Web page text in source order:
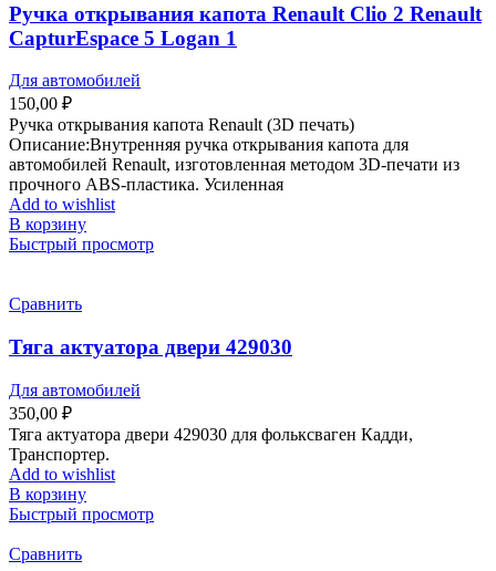
Ручка открывания капота Renault Clio 2 Renault
CapturEspace 5 Logan 1
Для автомобилей
150,00 ₽
Ручка открывания капота Renault (3D печать)
Описание:Внутренняя ручка открывания капота для
автомобилей Renault, изготовленная методом 3D-печати из
прочного ABS-пластика. Усиленная
Add to wishlist
В корзину
Быстрый просмотр
Сравнить
Тяга актуатора двери 429030
Для автомобилей
350,00 ₽
Тяга актуатора двери 429030 для фольксваген Кадди,
Транспортер.
Add to wishlist
В корзину
Быстрый просмотр
Сравнить